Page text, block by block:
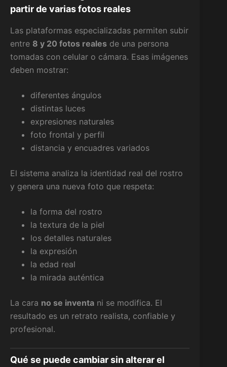
partir de varias fotos reales
Las plataformas especializadas permiten subir
entre 8 y 20 fotos reales de una persona
tomadas con celular o cámara. Esas imágenes
deben mostrar:
diferentes ángulos
distintas luces
expresiones naturales
foto frontal y perfil
distancia y encuadres variados
El sistema analiza la identidad real del rostro
y genera una nueva foto que respeta:
la forma del rostro
la textura de la piel
los detalles naturales
la expresión
la edad real
la mirada auténtica
La cara no se inventa ni se modifica. El
resultado es un retrato realista, confiable y
profesional.
Qué se puede cambiar sin alterar el